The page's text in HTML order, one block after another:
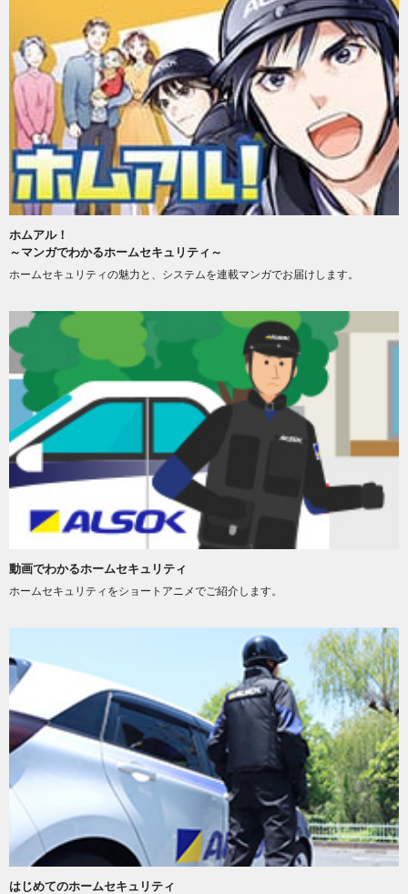
ホムアル！
～マンガでわかるホームセキュリティ～
ホームセキュリティの魅力と、システムを連載マンガでお届けします。
動画でわかるホームセキュリティ
ホームセキュリティをショートアニメでご紹介します。
はじめてのホームセキュリティ